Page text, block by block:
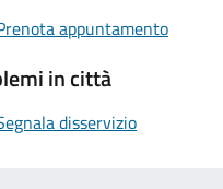
appuntamento
in città
disservizio